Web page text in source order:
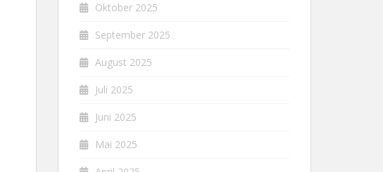
Oktober 2025
September 2025
August 2025
Juli 2025
Juni 2025
Mai 2025